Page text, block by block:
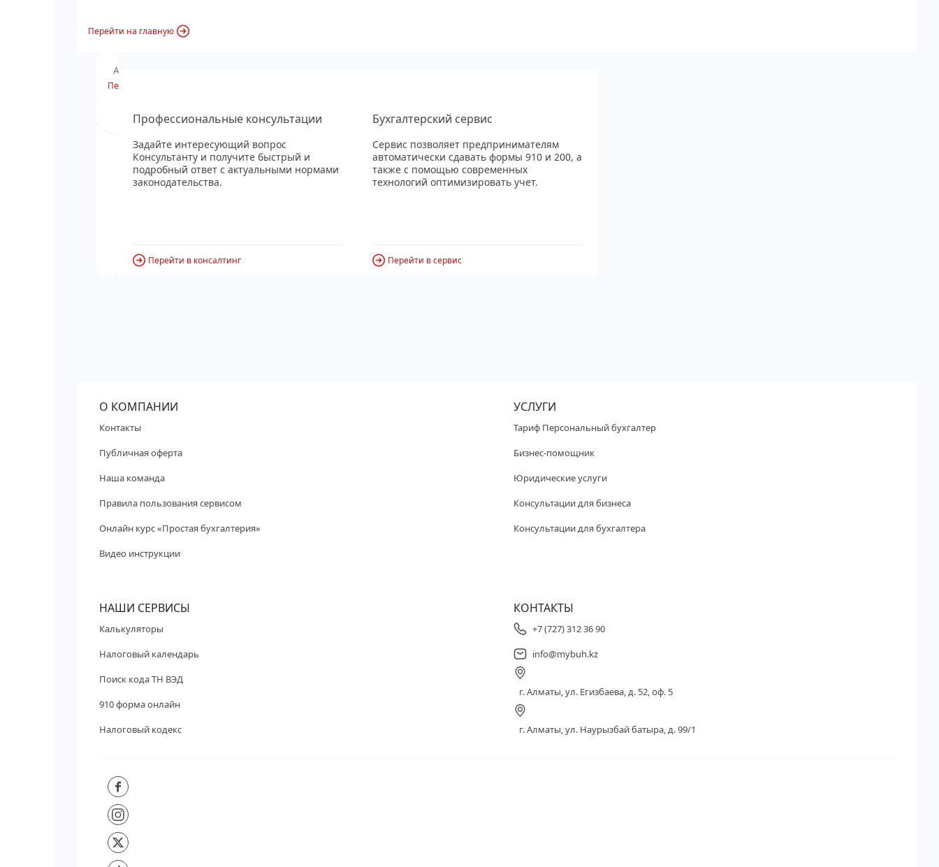
Перейти на главную
Анонс вебинара
Перейти
Профессиональные консультации
Задайте интересующий вопрос
Консультанту и получите быстрый и
подробный ответ с актуальными нормами
законодательства.
Перейти в консалтинг
Бухгалтерский сервис
Сервис позволяет предпринимателям
автоматически сдавать формы 910 и 200, а
также с помощью современных
технологий оптимизировать учет.
Перейти в сервис
О КОМПАНИИ
Контакты
Публичная оферта
Наша команда
Правила пользования сервисом
Онлайн курс «Простая бухгалтерия»
Видео инструкции
УСЛУГИ
Тариф Персональный бухгалтер
Бизнес-помощник
Юридические услуги
Консультации для бизнеса
Консультации для бухгалтера
НАШИ СЕРВИСЫ
Калькуляторы
Налоговый календарь
Поиск кода ТН ВЭД
910 форма онлайн
Налоговый кодекс
КОНТАКТЫ
+7 (727) 312 36 90
info@mybuh.kz
г. Алматы, ул. Егизбаева, д. 52, оф. 5
г. Алматы, ул. Наурызбай батыра, д. 99/1